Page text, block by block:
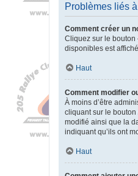
Problèmes liés
Comment créer un
Cliquez sur le bouton
disponibles est
Haut
Comment modifier
À moins d’être
cliquant sur le bouton
modifié ainsi que la
indiquant qu’ils ont
Haut